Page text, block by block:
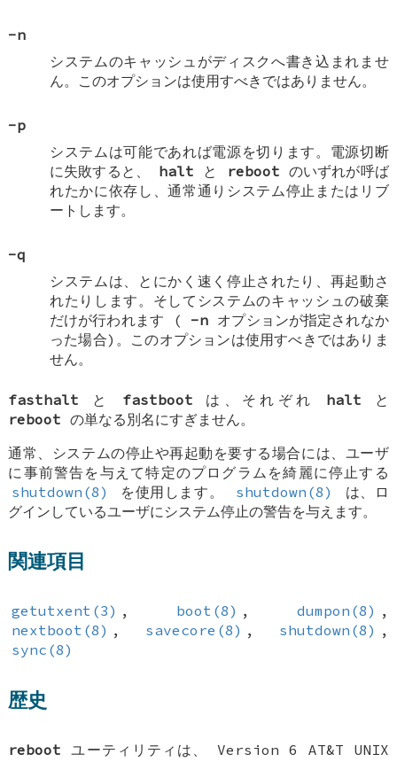
-n
システムのキャッシュがディスクへ書き込まれませ
ん。このオプションは使用すべきではありません。
-p
システムは可能であれば電源を切ります。電源切断
に失敗すると、 halt と reboot のいずれが呼ば
れたかに依存し、通常通りシステム停止またはリブ
ートします。
-q
システムは、とにかく速く停止されたり、再起動さ
れたりします。そしてシステムのキャッシュの破棄
だけが行われます ( -n オプションが指定されなか
った場合)。このオプションは使用すべきではありま
せん。
fasthalt と fastboot は、それぞれ halt と
reboot の単なる別名にすぎません。
通常、システムの停止や再起動を要する場合には、ユーザ
に事前警告を与えて特定のプログラムを綺麗に停止する
shutdown(8)
を使用します。 shutdown(8)
は、ロ
グインしているユーザにシステム停止の警告を与えます。
関連項目
getutxent(3) , boot(8) , dumpon(8) ,
nextboot(8) , savecore(8) , shutdown(8) ,
sync(8)
歴史
reboot ユーティリティは、 Version 6 AT&T UNIX